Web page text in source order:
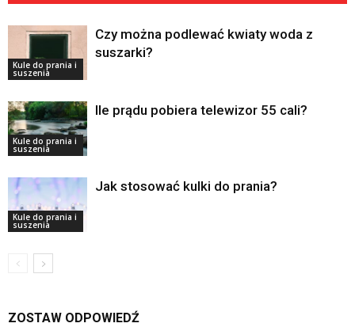
Kule do prania i
suszenia
Czy można podlewać kwiaty woda z
suszarki?
Kule do prania i
suszenia
Ile prądu pobiera telewizor 55 cali?
Kule do prania i
suszenia
Jak stosować kulki do prania?
ZOSTAW ODPOWIEDŹ